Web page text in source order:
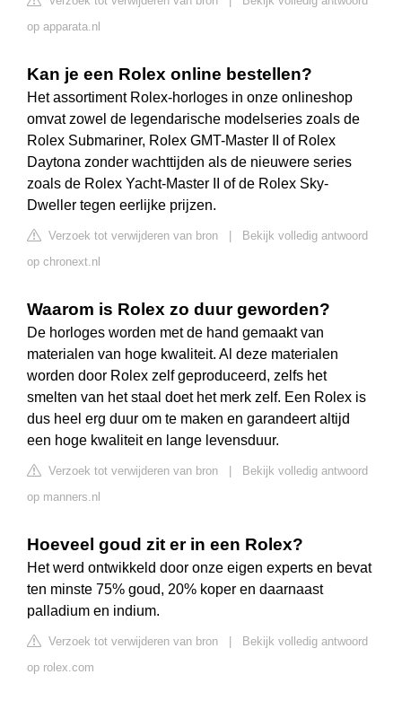
op apparata.nl
Kan je een Rolex online bestellen?
Het assortiment Rolex-horloges in onze onlineshop
omvat zowel de legendarische modelseries zoals de
Rolex Submariner, Rolex GMT-Master II of Rolex
Daytona zonder wachttijden als de nieuwere series
zoals de Rolex Yacht-Master II of de Rolex Sky-
Dweller tegen eerlijke prijzen.
Verzoek tot verwijderen van bron
Bekijk volledig antwoord
op chronext.nl
Waarom is Rolex zo duur geworden?
De horloges worden met de hand gemaakt van
materialen van hoge kwaliteit. Al deze materialen
worden door Rolex zelf geproduceerd, zelfs het
smelten van het staal doet het merk zelf. Een Rolex is
dus heel erg duur om te maken en garandeert altijd
een hoge kwaliteit en lange levensduur.
Verzoek tot verwijderen van bron
Bekijk volledig antwoord
op manners.nl
Hoeveel goud zit er in een Rolex?
Het werd ontwikkeld door onze eigen experts en bevat
ten minste 75% goud, 20% koper en daarnaast
palladium en indium.
Verzoek tot verwijderen van bron
Bekijk volledig antwoord
op rolex.com